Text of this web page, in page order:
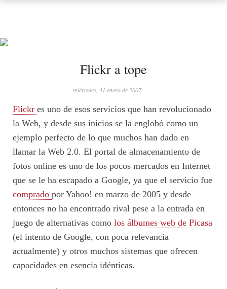
Flickr a tope
miércoles, 31 enero de 2007 ·
Flickr es uno de esos servicios que han revolucionado
la Web, y desde sus inicios se la englobó como un
ejemplo perfecto de lo que muchos han dado en
llamar la Web 2.0. El portal de almacenamiento de
fotos online es uno de los pocos mercados en Internet
que se le ha escapado a Google, ya que el servicio fue
comprado por Yahoo! en marzo de 2005 y desde
entonces no ha encontrado rival pese a la entrada en
juego de alternativas como los álbumes web de Picasa
(el intento de Google, con poca relevancia
actualmente) y otros muchos sistemas que ofrecen
capacidades en esencia idénticas.